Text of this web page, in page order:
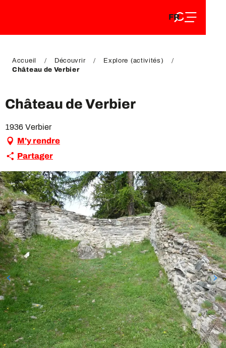
DE
FR
EN
Accueil Découvrir
Explore (activités)
Château de Verbier
Château de Verbier
1936 Verbier
M'y rendre
Partager